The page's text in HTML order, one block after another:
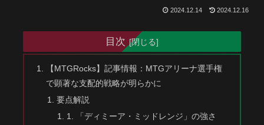
2024.12.14 2024.12.16
目次
【MTGRocks】記事情報：MTGアリーナ選手権
で顕著な支配的戦略が明らかに
要点解説
1. 「ディミーア・ミッドレンジ」の強さ